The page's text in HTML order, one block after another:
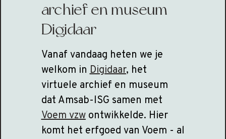
archief en museum
Digidaar
Vanaf vandaag heten we je
welkom inDigidaar, het
virtuele archief en museum
dat Amsab-ISG samen met
Voem vzwontwikkelde. Hier
komt het erfgoed van Voem - al